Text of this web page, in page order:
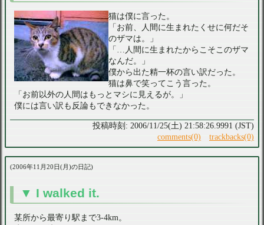
猫は僕に言った。
「お前、人間に生まれたくせに何だそ
のザマは。」
「…人間に生まれたからこそこのザマ
なんだ。」
僕から出た精一杯の言い訳だった。
猫は鼻で笑ってこう言った。
「お前以外の人間はもっとマシに見えるが。」
僕には言い訳も反論もできなかった。
2006/11/25(土) 21:58:26.9991 (JST)
comments(0)
trackbacks(0)
2006年11月20日(月)の日記
I walked it.
某所から最寄り駅まで3-4km。